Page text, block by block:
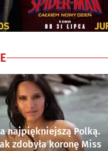
najpiękniejszą Polką.
zdobyła koronę Miss